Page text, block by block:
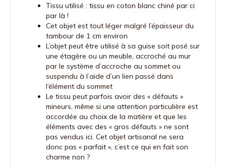
Tissu utilisé : tissu en coton blanc chiné par ci
par là !
Cet objet est tout léger malgré l’épaisseur du
tambour de 1 cm environ
L’objet peut être utilisé à sa guise soit posé sur
une étagère ou un meuble, accroché au mur
par le système d’accroche au sommet ou
suspendu à l’aide d’un lien passé dans
l’élément du sommet
Le tissu peut parfois avoir des « défauts »
mineurs, même si une attention particulière est
accordée au choix de la matière et que les
éléments avec des « gros défauts » ne sont
pas vendus ici. Cet objet artisanal ne sera
donc pas « parfait », c’est ce qui en fait son
charme non ?